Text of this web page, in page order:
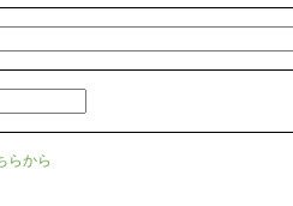
らから